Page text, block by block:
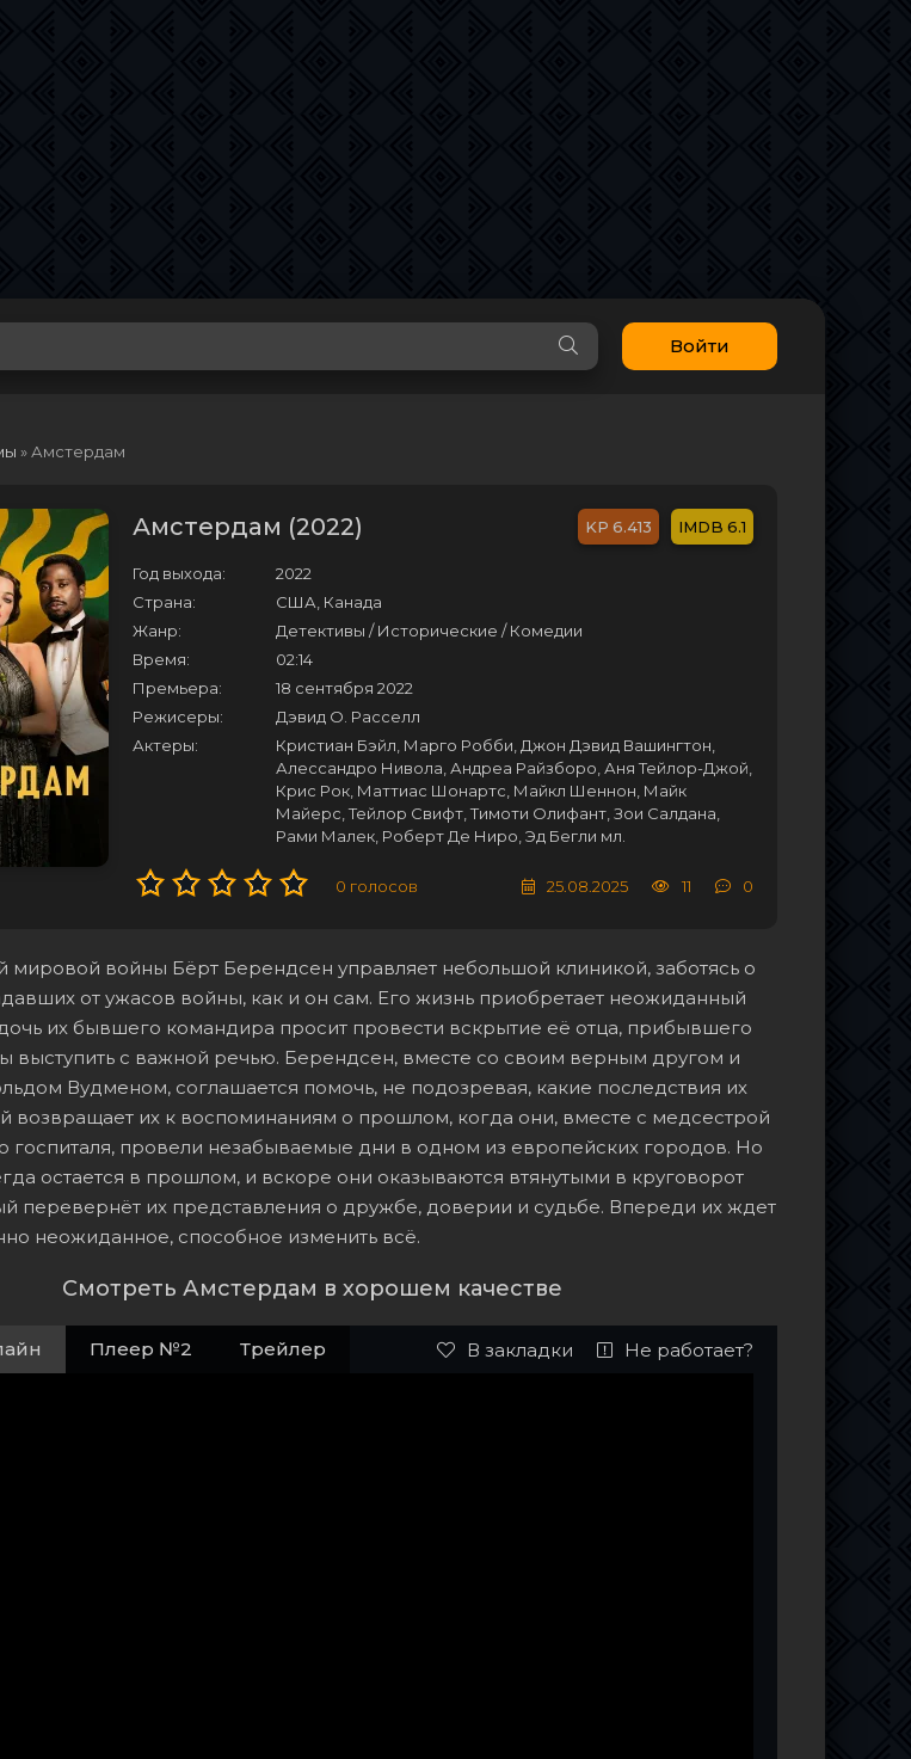
Войти
» Амстердам
Амстердам (2022) 6.413 6.1
Год выхода:
2022
Страна:
США, Канада
Жанр:
Детективы / Исторические / Комедии
Время:
02:14
Премьера:
18 сентября 2022
Режисеры:
Дэвид О. Расселл
Актеры:
Кристиан Бэйл, Марго Робби, Джон Дэвид Вашингтон,
Алессандро Нивола, Андреа Райзборо, Аня Тейлор-Джой,
Крис Рок, Маттиас Шонартс, Майкл Шеннон, Майк
Майерс, Тейлор Свифт, Тимоти Олифант, Зои Салдана,
Рами Малек, Роберт Де Ниро, Эд Бегли мл.
0 голосов 25.08.2025 11 0
мировой войны Бёрт Берендсен управляет небольшой клиникой, заботясь о
от ужасов войны, как и он сам. Его жизнь приобретает неожиданный
их бывшего командира просит провести вскрытие её отца, прибывшего
выступить с важной речью. Берендсен, вместе со своим верным другом и
Вудменом, соглашается помочь, не подозревая, какие последствия их
возвращает их к воспоминаниям о прошлом, когда они, вместе с медсестрой
госпиталя, провели незабываемые дни в одном из европейских городов. Но
остается в прошлом, и вскоре они оказываются втянутыми в круговорот
перевернёт их представления о дружбе, доверии и судьбе. Впереди их ждет
неожиданное, способное изменить всё.
Смотреть Амстердам в хорошем качестве
Плеер №2 Трейлер В закладки Не работает?